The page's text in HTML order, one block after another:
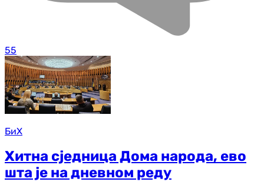
55
БиХ
Хитна сједница Дома народа, ево
шта је на дневном реду